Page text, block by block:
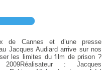
de Cannes et d’une presse
Jacques Audiard arrive sur nos
les limites du film de prison ?
2009Réalisateur : Jacques